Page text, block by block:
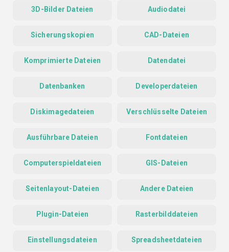
3D-Bilder Dateien Audiodatei
Sicherungskopien CAD-Dateien
Komprimierte Dateien Datendatei
Datenbanken Developerdateien
Diskimagedateien Verschlüsselte Dateien
Ausführbare Dateien Fontdateien
Computerspieldateien GIS-Dateien
Seitenlayout-Dateien Andere Dateien
Plugin-Dateien Rasterbilddateien
Einstellungsdateien Spreadsheetdateien